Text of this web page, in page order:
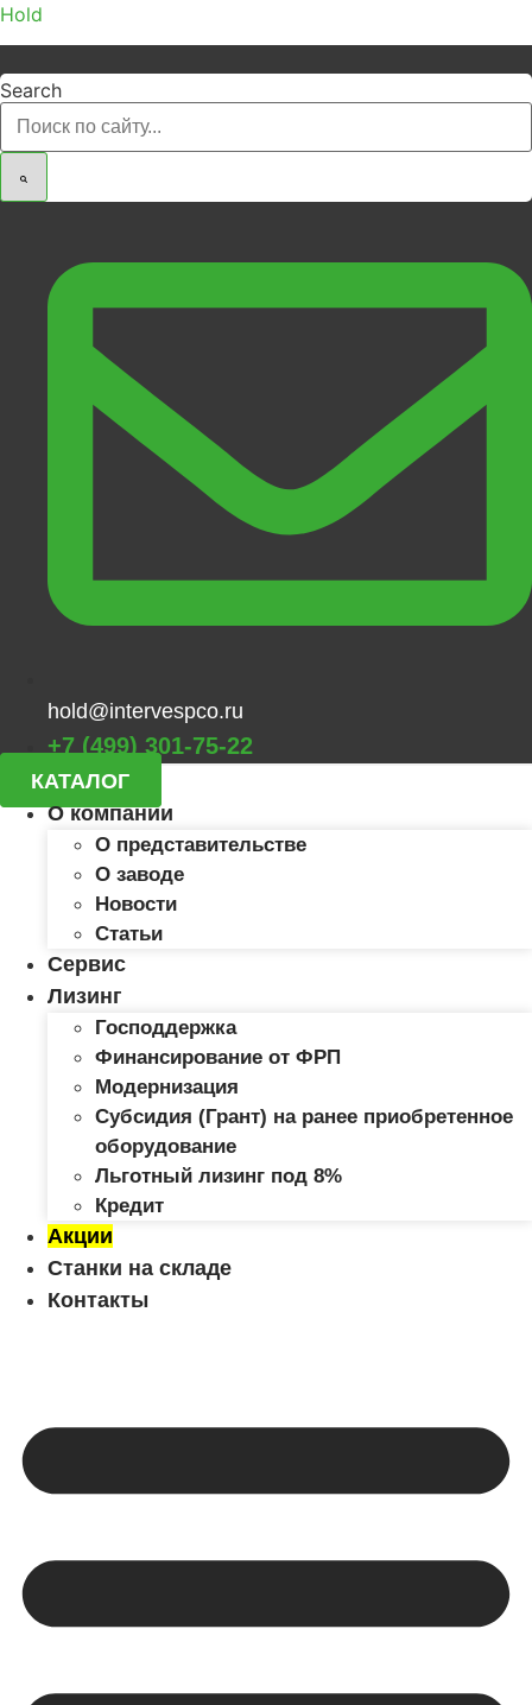
Hold
Search
hold@intervespco.ru
+7 (499) 301-75-22
КАТАЛОГ
О компании
О представительстве
О заводе
Новости
Статьи
Сервис
Лизинг
Господдержка
Финансирование от ФРП
Модернизация
Субсидия (Грант) на ранее приобретенное
оборудование
Льготный лизинг под 8%
Кредит
Акции
Станки на складе
Контакты